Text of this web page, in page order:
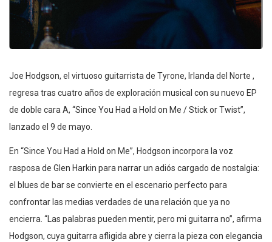
Joe Hodgson, el virtuoso guitarrista de Tyrone, Irlanda del Norte ,
regresa tras cuatro años de exploración musical con su nuevo EP
de doble cara A, “Since You Had a Hold on Me / Stick or Twist”,
lanzado el 9 de mayo.
En “Since You Had a Hold on Me”, Hodgson incorpora la voz
rasposa de Glen Harkin para narrar un adiós cargado de nostalgia:
el blues de bar se convierte en el escenario perfecto para
confrontar las medias verdades de una relación que ya no
encierra. “Las palabras pueden mentir, pero mi guitarra no”, afirma
Hodgson, cuya guitarra afligida abre y cierra la pieza con elegancia